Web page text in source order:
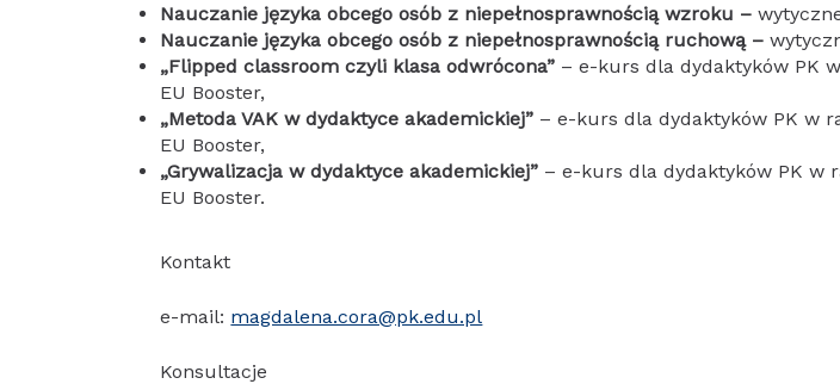
Nauczanie języka obcego osób z niepełnosprawnością wzroku –
Nauczanie języka obcego osób z niepełnosprawnością ruchową –
„Flipped classroom czyli klasa odwrócona” – e-kurs dla dydaktyków PK
EU Booster,
„Metoda VAK w dydaktyce akademickiej” – e-kurs dla dydaktyków PK w
EU Booster,
„Grywalizacja w dydaktyce akademickiej” – e-kurs dla dydaktyków PK w
EU Booster.
Kontakt
e-mail: magdalena.cora@pk.edu.pl
Konsultacje